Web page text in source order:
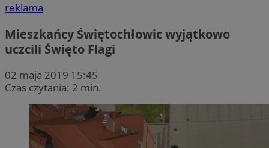
reklama
Mieszkańcy Świętochłowic wyjątkowo
uczcili Święto Flagi
02 maja 2019 15:45
Czas czytania: 2 min.